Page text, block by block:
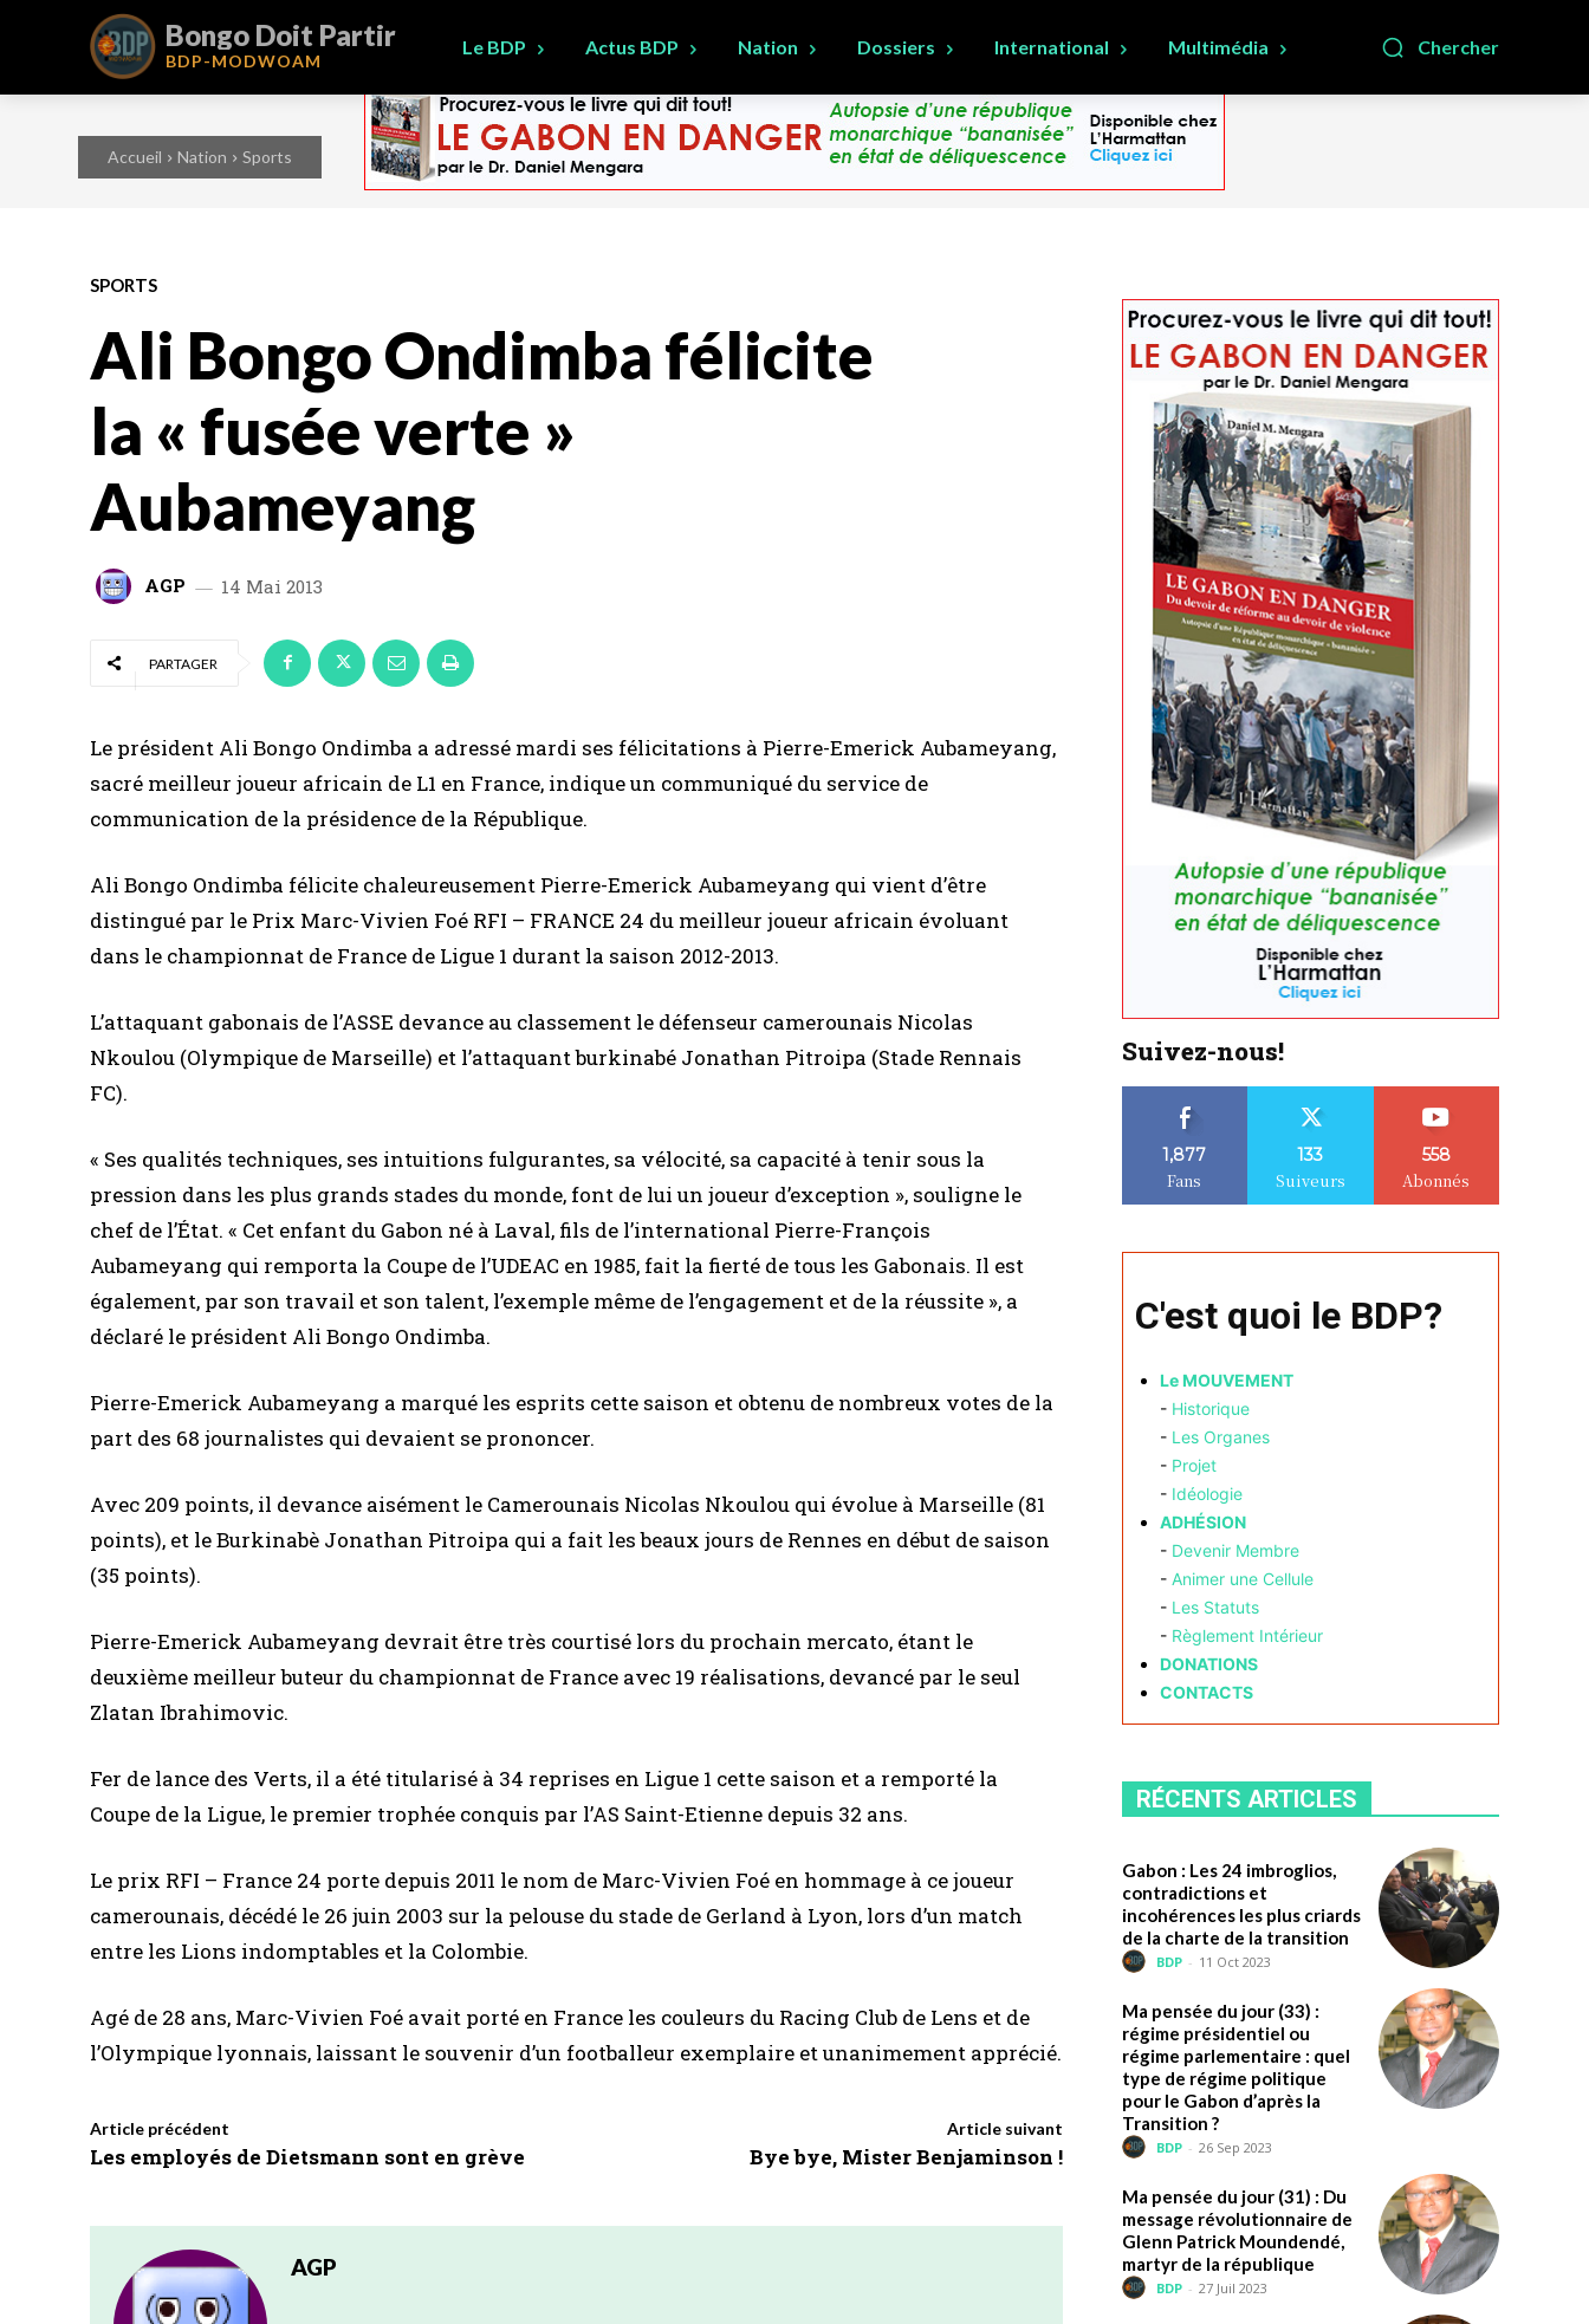
Bongo Doit Partir
BDP-MODWOAM
Chercher
Le BDP Actus BDP Nation Dossiers International Multimédia
Accueil Nation Sports
SPORTS
Ali Bongo Ondimba félicite
la « fusée verte »
Aubameyang
AGP 14 Mai 2013
PARTAGER
Le président Ali Bongo Ondimba a adressé mardi ses félicitations à Pierre-Emerick Aubameyang,
sacré meilleur joueur africain de L1 en France, indique un communiqué du service de
communication de la présidence de la République.
Ali Bongo Ondimba félicite chaleureusement Pierre-Emerick Aubameyang qui vient d’être
distingué par le Prix Marc-Vivien Foé RFI – FRANCE 24 du meilleur joueur africain évoluant
dans le championnat de France de Ligue 1 durant la saison 2012-2013.
L’attaquant gabonais de l’ASSE devance au classement le défenseur camerounais Nicolas
Nkoulou (Olympique de Marseille) et l’attaquant burkinabé Jonathan Pitroipa (Stade Rennais
FC).
« Ses qualités techniques, ses intuitions fulgurantes, sa vélocité, sa capacité à tenir sous la
pression dans les plus grands stades du monde, font de lui un joueur d’exception », souligne le
chef de l’État. « Cet enfant du Gabon né à Laval, fils de l’international Pierre-François
Aubameyang qui remporta la Coupe de l’UDEAC en 1985, fait la fierté de tous les Gabonais. Il est
également, par son travail et son talent, l’exemple même de l’engagement et de la réussite », a
déclaré le président Ali Bongo Ondimba.
Pierre-Emerick Aubameyang a marqué les esprits cette saison et obtenu de nombreux votes de la
part des 68 journalistes qui devaient se prononcer.
Avec 209 points, il devance aisément le Camerounais Nicolas Nkoulou qui évolue à Marseille (81
points), et le Burkinabè Jonathan Pitroipa qui a fait les beaux jours de Rennes en début de saison
(35 points).
Pierre-Emerick Aubameyang devrait être très courtisé lors du prochain mercato, étant le
deuxième meilleur buteur du championnat de France avec 19 réalisations, devancé par le seul
Zlatan Ibrahimovic.
Fer de lance des Verts, il a été titularisé à 34 reprises en Ligue 1 cette saison et a remporté la
Coupe de la Ligue, le premier trophée conquis par l’AS Saint-Etienne depuis 32 ans.
Le prix RFI – France 24 porte depuis 2011 le nom de Marc-Vivien Foé en hommage à ce joueur
camerounais, décédé le 26 juin 2003 sur la pelouse du stade de Gerland à Lyon, lors d’un match
entre les Lions indomptables et la Colombie.
Agé de 28 ans, Marc-Vivien Foé avait porté en France les couleurs du Racing Club de Lens et de
l’Olympique lyonnais, laissant le souvenir d’un footballeur exemplaire et unanimement apprécié.
Article précédent
Les employés de Dietsmann sont en grève
Article suivant
Bye bye, Mister Benjaminson !
AGP
Suivez-nous!
1,877
Fans
133
Suiveurs
558
Abonnés
C'est quoi le BDP?
Le MOUVEMENT
- Historique
- Les Organes
- Projet
- Idéologie
ADHÉSION
- Devenir Membre
- Animer une Cellule
- Les Statuts
- Règlement Intérieur
DONATIONS
CONTACTS
RÉCENTS ARTICLES
Gabon : Les 24 imbroglios,
contradictions et
incohérences les plus criards
de la charte de la transition
BDP - 11 Oct 2023
Ma pensée du jour (33) :
régime présidentiel ou
régime parlementaire : quel
type de régime politique
pour le Gabon d’après la
Transition ?
BDP - 26 Sep 2023
Ma pensée du jour (31) : Du
message révolutionnaire de
Glenn Patrick Moundendé,
martyr de la république
BDP - 27 Juil 2023